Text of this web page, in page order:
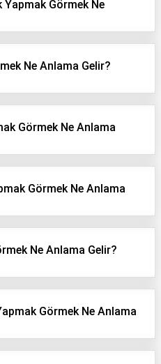
Görmek Ne
Ne Anlama Gelir?
Görmek Ne Anlama
Görmek Ne Anlama
Ne Anlama Gelir?
Görmek Ne Anlama